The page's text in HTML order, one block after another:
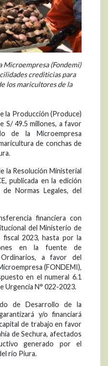
Microempresa (Fondemi)
crediticias para
los maricultores de la
la Producción (Produce)
S/ 49.5 millones, a favor
de la Microempresa
de conchas de
la Resolución Ministerial
publicada en la edición
Normas Legales, del
financiera con
del Ministerio de
2023, hasta por la
en la fuente de
Ordinarios, a favor del
(FONDEMI),
en el numeral 6.1
Urgencia N° 022-2023.
de Desarrollo de la
y/o financiará
de trabajo en favor
de Sechura, afectados
generado por el
río Piura.